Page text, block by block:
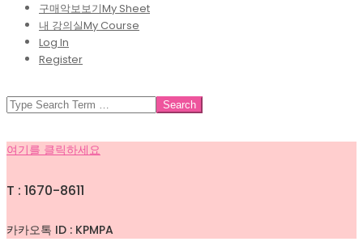
구매악보보기My Sheet
내 강의실My Course
Log In
Register
SEARCH
여기를 클릭하세요
T : 1670-8611
카카오톡 ID : KPMPA